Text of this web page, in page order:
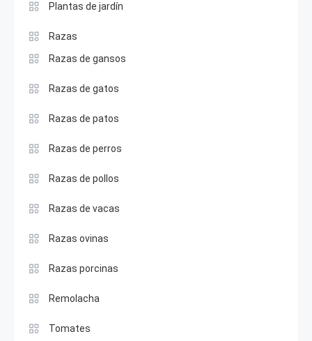
Plantas de jardín
Razas
Razas de gansos
Razas de gatos
Razas de patos
Razas de perros
Razas de pollos
Razas de vacas
Razas ovinas
Razas porcinas
Remolacha
Tomates